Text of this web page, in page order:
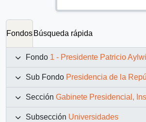
Fondos Búsqueda rápida
Fondo 1 - Presidente Patricio Aylwin
Sub Fondo Presidencia de la República (11
Sección Gabinete Presidencial,
Subsección Universidades